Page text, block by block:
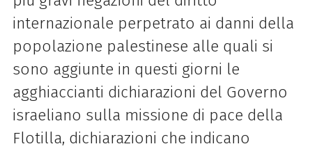
internazionale perpetrato ai danni della
popolazione palestinese alle quali si
sono aggiunte in questi giorni le
agghiaccianti dichiarazioni del Governo
israeliano sulla missione di pace della
Flotilla, dichiarazioni che indicano